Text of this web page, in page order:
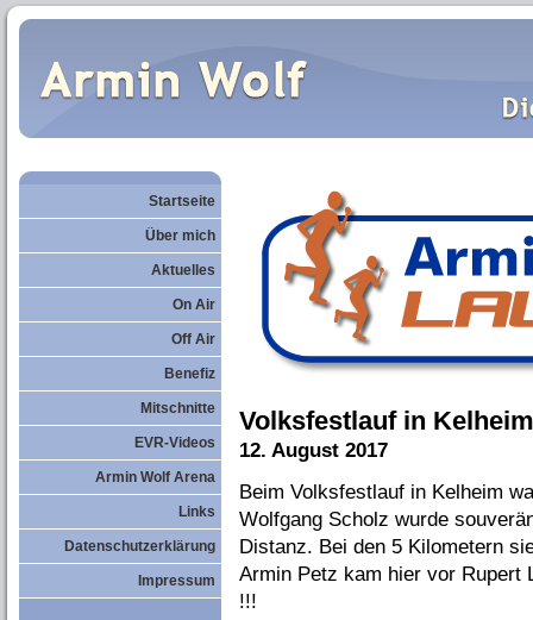
Startseite
Über mich
Aktuelles
On Air
Off Air
Benefiz
Mitschnitte
EVR-Videos
Armin Wolf Arena
Links
Datenschutzerklärung
Impressum
Volksfestlauf in Kelheim
12. August 2017
Beim Volksfestlauf in Kelheim
Wolfgang Scholz wurde
Distanz. Bei den 5 Kilometern
Armin Petz kam hier vor Rupert
!!!